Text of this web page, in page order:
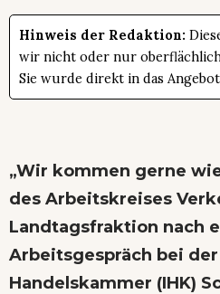
Hinweis der Redaktion:
wir nicht oder nur
Sie wurde direkt in das
„Wir kommen gerne
des Arbeitskreises
Landtagsfraktion nach
Arbeitsgespräch bei
Handelskammer (IHK)